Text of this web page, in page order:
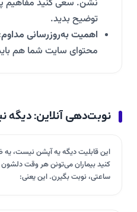
نشن. سعی کنید مفاهیم
توضیح بدید.
اهمیت به‌روزرسانی
محتوای سایت شما هم
نوبت‌دهی آنلاین: دیگه
این قابلیت دیگه یه آپشن نیست،
کنید بیماران می‌تونن هر وقت
ساعتی، نوبت بگیرن. این یعنی: